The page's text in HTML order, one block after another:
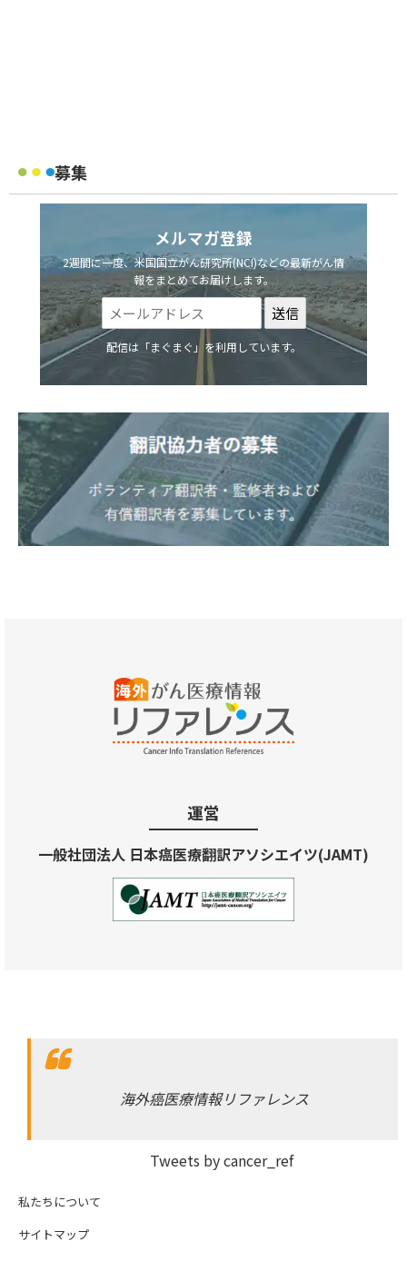
募集
メルマガ登録
2週間に一度、米国国立がん研究所(NCI)などの最新がん情
報をまとめてお届けします。
配信は「まぐまぐ」を利用しています。
運営
一般社団法人 日本癌医療翻訳アソシエイツ(JAMT)
海外癌医療情報リファレンス
Tweets by cancer_ref
私たちについて
サイトマップ